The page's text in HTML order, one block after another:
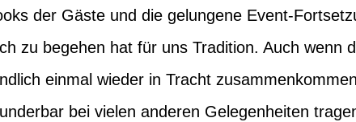
der Gäste und die gelungene Event-
zu begehen hat für uns Tradition. Auch wenn
einmal wieder in Tracht
bei vielen anderen Gelegenheiten